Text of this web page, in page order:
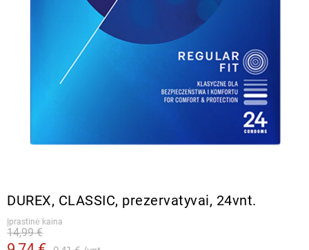
DUREX, CLASSIC, prezervatyvai, 24vnt.
Įprastinė kaina
14,99 €